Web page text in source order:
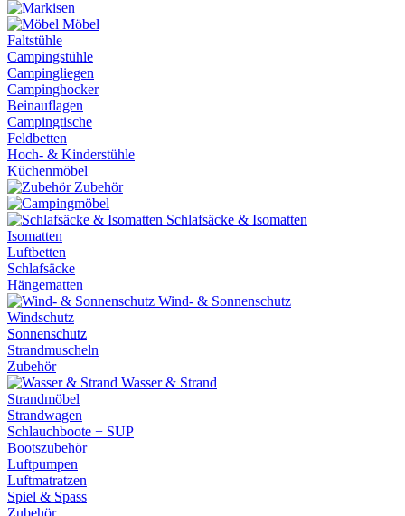
Möbel
Faltstühle
Campingstühle
Campingliegen
Campinghocker
Beinauflagen
Campingtische
Feldbetten
Hoch- & Kinderstühle
Küchenmöbel
Zubehör
Schlafsäcke & Isomatten
Isomatten
Luftbetten
Schlafsäcke
Hängematten
Wind- & Sonnenschutz
Windschutz
Sonnenschutz
Strandmuscheln
Zubehör
Wasser & Strand
Strandmöbel
Strandwagen
Schlauchboote + SUP
Bootszubehör
Luftpumpen
Luftmatratzen
Spiel & Spass
Zubehör